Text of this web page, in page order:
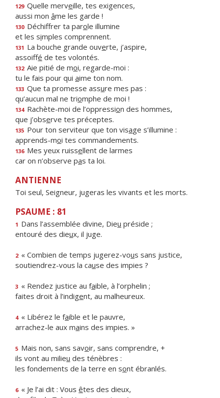
129 Quelle merveille, tes exigences,
aussi mon âme les garde !
130 Déchiffrer ta parole illumine
et les simples comprennent.
131 La bouche grande ouverte, j’aspire,
assoiffé de tes volontés.
132 Aie pitié de moi, regarde-moi :
tu le fais pour qui aime ton nom.
133 Que ta promesse assure mes pas :
qu’aucun mal ne triomphe de moi !
134 Rachète-moi de l’oppression des hommes,
que j’observe tes préceptes.
135 Pour ton serviteur que ton visage s’illumine :
apprends-moi tes commandements.
136 Mes yeux ruissellent de larmes
car on n’observe pas ta loi.
ANTIENNE
Toi seul, Seigneur, jugeras les vivants et les morts.
PSAUME : 81
1 Dans l’assemblée divine, Dieu préside ;
entouré des dieux, il juge.
2 « Combien de temps jugerez-vous sans justice,
soutiendrez-vous la cause des impies ?
3 « Rendez justice au faible, à l’orphelin ;
faites droit à l’indigent, au malheureux.
4 « Libérez le faible et le pauvre,
arrachez-le aux mains des impies. »
5 Mais non, sans savoir, sans comprendre, +
ils vont au milieu des ténèbres :
les fondements de la terre en sont ébranlés.
6 « Je l’ai dit : Vous êtes des dieux,